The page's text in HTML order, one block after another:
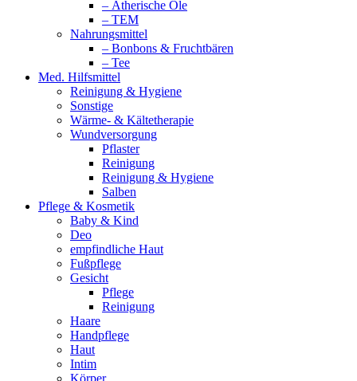
– Ätherische Öle
– TEM
Nahrungsmittel
– Bonbons & Fruchtbären
– Tee
Med. Hilfsmittel
Reinigung & Hygiene
Sonstige
Wärme- & Kältetherapie
Wundversorgung
Pflaster
Reinigung
Reinigung & Hygiene
Salben
Pflege & Kosmetik
Baby & Kind
Deo
empfindliche Haut
Fußpflege
Gesicht
Pflege
Reinigung
Haare
Handpflege
Haut
Intim
Körper